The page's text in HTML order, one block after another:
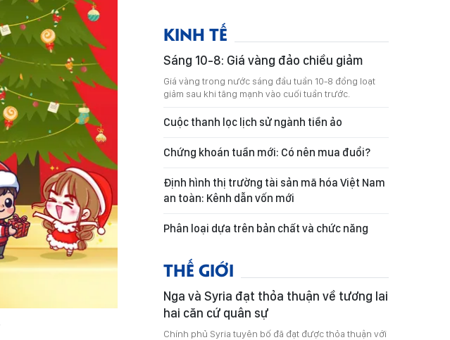
KINH TẾ
Sáng 10-8: Giá vàng đảo chiều giảm
Giá vàng trong nước sáng đầu tuần 10-8 đồng loạt
giảm sau khi tăng mạnh vào cuối tuần trước.
Cuộc thanh lọc lịch sử ngành tiền ảo
Chứng khoán tuần mới: Có nên mua đuổi?
Định hình thị trường tài sản mã hóa Việt Nam
an toàn: Kênh dẫn vốn mới
Phân loại dựa trên bản chất và chức năng
THẾ GIỚI
Nga và Syria đạt thỏa thuận về tương lai
hai căn cứ quân sự
Chính phủ Syria tuyên bố đã đạt được thỏa thuận với